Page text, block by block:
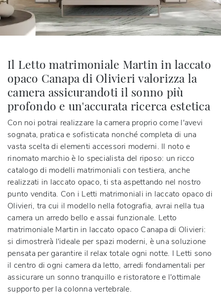
Il Letto matrimoniale Martin in laccato
opaco Canapa di Olivieri valorizza la
camera assicurandoti il sonno più
profondo e un'accurata ricerca estetica
Con noi potrai realizzare la camera proprio come l'avevi
sognata, pratica e sofisticata nonché completa di una
vasta scelta di elementi accessori moderni. Il noto e
rinomato marchio è lo specialista del riposo: un ricco
catalogo di modelli matrimoniali con testiera, anche
realizzati in laccato opaco, ti sta aspettando nel nostro
punto vendita. Con i Letti matrimoniali in laccato opaco di
Olivieri, tra cui il modello nella fotografia, avrai nella tua
camera un arredo bello e assai funzionale. Letto
matrimoniale Martin in laccato opaco Canapa di Olivieri:
si dimostrerà l'ideale per spazi moderni, è una soluzione
pensata per garantire il relax totale ogni notte. I Letti sono
il centro di ogni camera da letto, arredi fondamentali per
assicurare un sonno tranquillo e ristoratore e l'ottimale
supporto per la colonna vertebrale.